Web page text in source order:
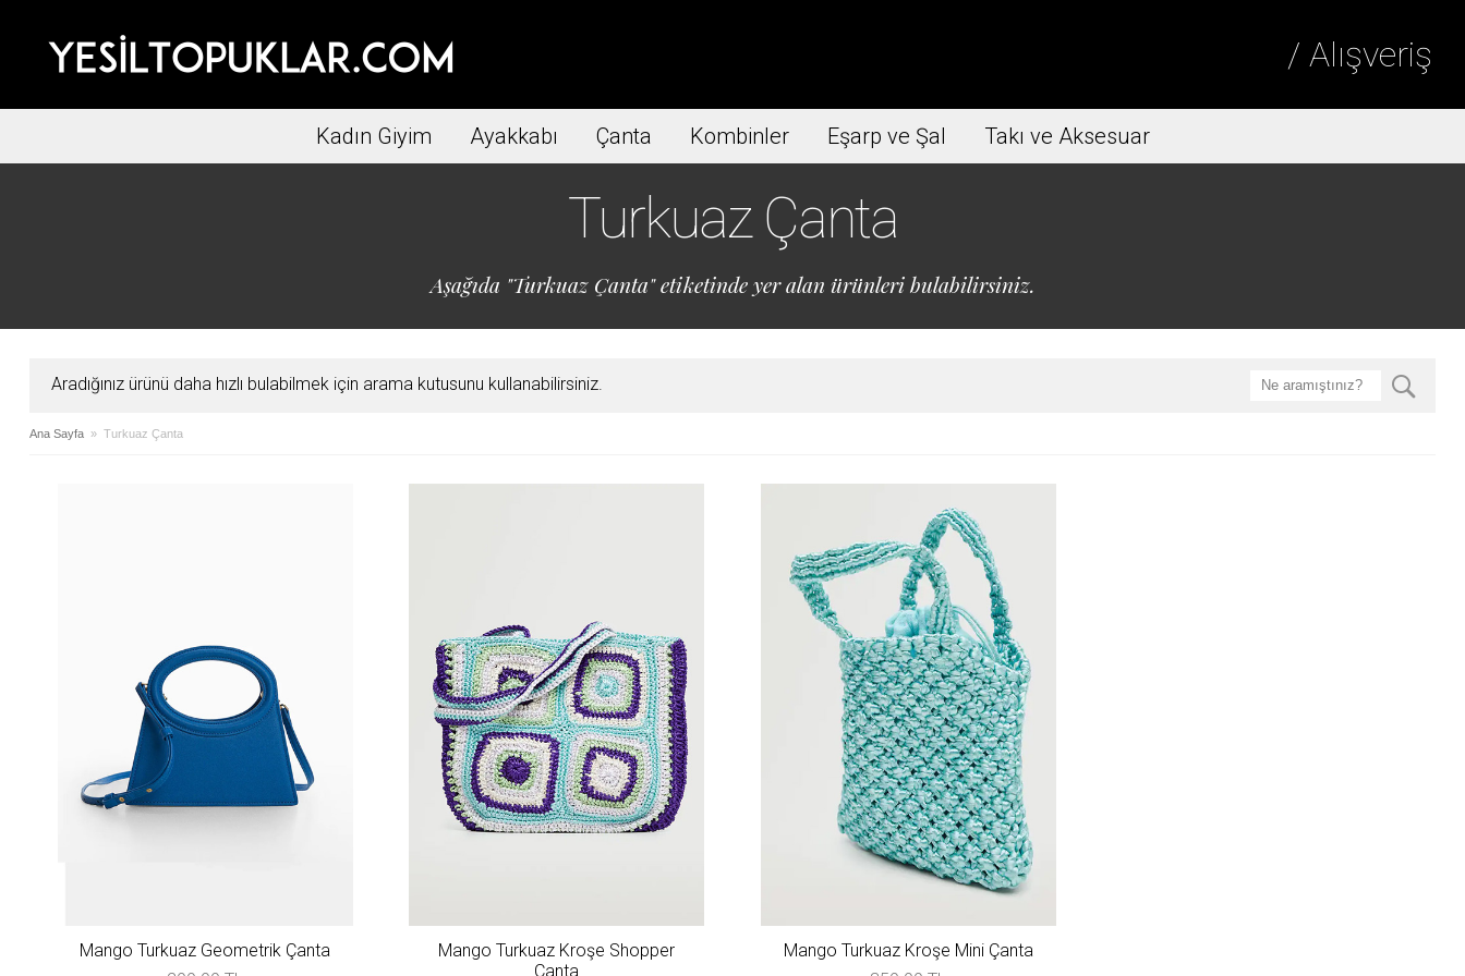
/ Alışveriş
Kadın Giyim Ayakkabı Çanta Kombinler Eşarp ve Şal Takı ve Aksesuar
Turkuaz Çanta
Aşağıda "Turkuaz Çanta" etiketinde yer alan ürünleri bulabilirsiniz.
Aradığınız ürünü daha hızlı bulabilmek için arama kutusunu kullanabilirsiniz.
Ana Sayfa» Turkuaz Çanta
Mango Turkuaz Geometrik Çanta
Mango Turkuaz Kroşe Shopper
Çanta
Mango Turkuaz Kroşe Mini Çanta